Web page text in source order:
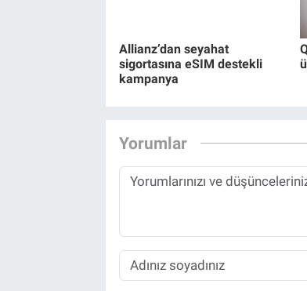
Allianz’dan seyahat
sigortasına eSIM destekli
kampanya
Yorumlar